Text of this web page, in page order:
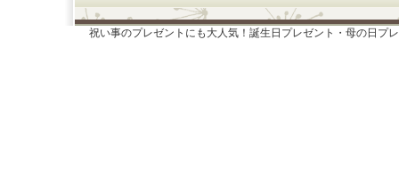
祝い事のプレゼントにも大人気！誕生日プレゼント・母の日プ